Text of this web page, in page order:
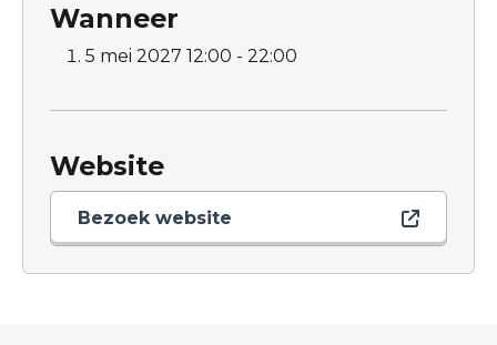
Wanneer
5 mei 2027 12:00 - 22:00
Website
Bezoek website